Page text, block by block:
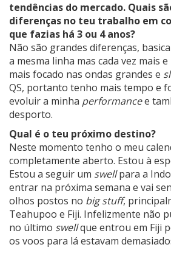
tendências do mercado. Quais
diferenças no teu trabalho em
que fazias há 3 ou 4 anos?
Não são grandes diferenças,
a mesma linha mas cada vez mais
mais focado nas ondas grandes e
QS, portanto tenho mais tempo e
evoluir a minha performancee
desporto.
Qual é o teu próximo destino?
Neste momento tenho o meu
completamente aberto. Estou à
Estou a seguir um swellpara a
entrar na próxima semana e vai
olhos postos no big stuff,
Teahupoo e Fiji. Infelizmente não
no último swellque entrou em Fiji
os voos para lá estavam